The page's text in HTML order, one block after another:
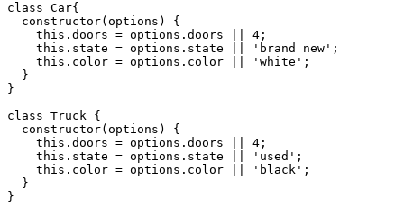
class Car{
  constructor(options) {
    this.doors = options.doors || 4;
    this.state = options.state || 'brand new';
    this.color = options.color || 'white';
  }
}
class Truck {
  constructor(options) {
    this.doors = options.doors || 4;
    this.state = options.state || 'used';
    this.color = options.color || 'black';
  }
}